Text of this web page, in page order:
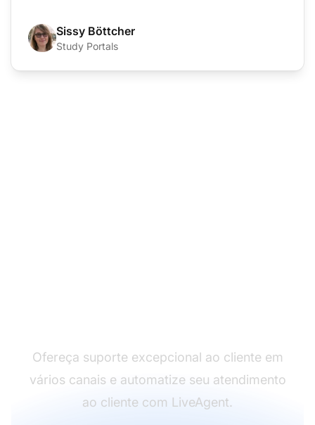
Sissy Böttcher
Study Portals
Ofereça suporte excepcional ao cliente em
vários canais e automatize seu atendimento
ao cliente com LiveAgent.